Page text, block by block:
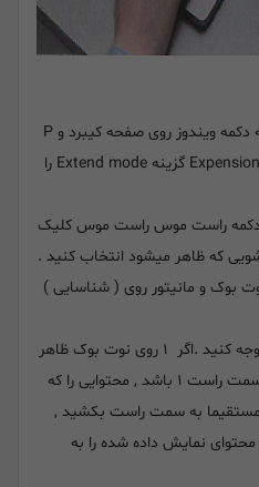
برای اتصال در ویندوز کافیست که دکمه ویندوز روی صفحه کیبرد و P
را همزمان فشار داده و سپس در Expension گزینه Extend mode را
دکمه راست موس راست موس کلیک
بوک و مانیتور روی ( شناسایی )
۳- به رابطه موقعیتی بین ۱ و ۲ توجه کنید .اگر ۱ روی نوت بوک ظاهر
شود ۲ نمایشگر است . اگر ۲ در سمت راست ۱ باشد , محتوایی را که
دهید , مستقیما به سمت راست بکشید ,
باشد , باید محتوای نمایش داده شده را به